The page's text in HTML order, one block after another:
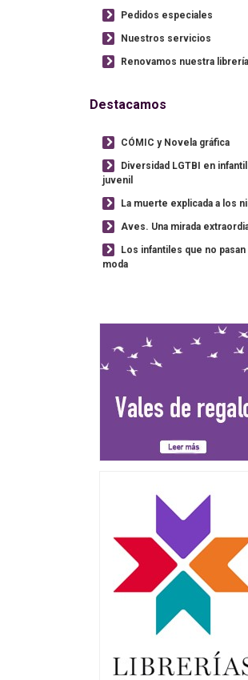
Pedidos especiales
Nuestros servicios
Renovamos nuestra
Destacamos
CÓMIC y Novela gráfica
Diversidad LGTBI en
juvenil
La muerte explicada a los
Aves. Una mirada
Los infantiles que no pasan
moda